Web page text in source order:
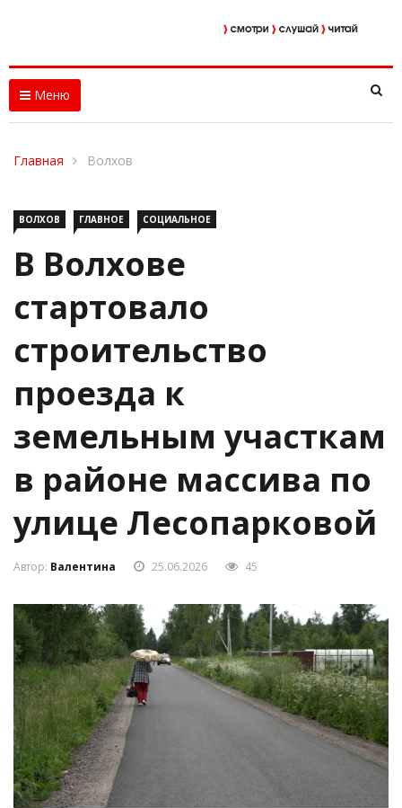
Меню
Главная Волхов
ВОЛХОВ ГЛАВНОЕ СОЦИАЛЬНОЕ
В Волхове
стартовало
строительство
проезда к
земельным участкам
в районе массива по
улице Лесопарковой
Автор: Валентина 25.06.2026 45